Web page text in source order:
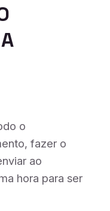
o
fazer o
ao
hora para ser